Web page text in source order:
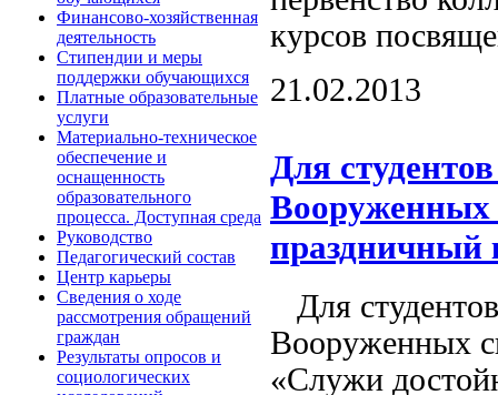
Финансово-хозяйственная
деятельность
Стипендии и меры
поддержки обучающихся
Платные образовательные
услуги
Материально-техническое
обеспечение и
оснащенность
образовательного
процесса. Доступная среда
Руководство
Педагогический состав
Центр карьеры
Сведения о ходе
рассмотрения обращений
граждан
Результаты опросов и
социологических
курсов
21.02.2013
Для
Вооруженных
праздничный
Для
Вооруженных
«Служи